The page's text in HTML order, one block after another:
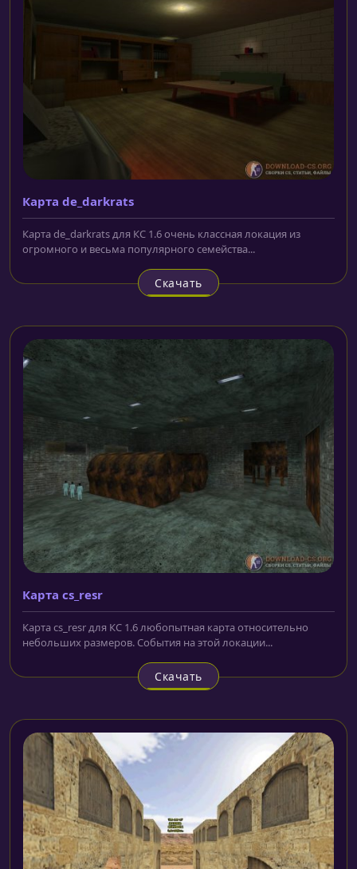
Карта de_darkrats
Карта de_darkrats для КС 1.6 очень классная локация из
огромного и весьма популярного семейства...
Скачать
Карта cs_resr
Карта cs_resr для КС 1.6 любопытная карта относительно
небольших размеров. События на этой локации...
Скачать